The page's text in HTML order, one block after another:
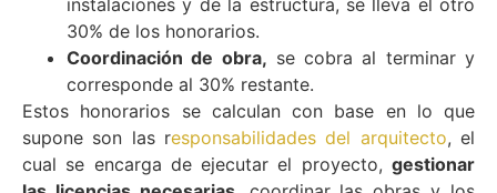
instalaciones y de la estructura, se lleva el otro
30% de los honorarios.
Coordinación de obra, se cobra al terminar y
corresponde al 30% restante.
Estos honorarios se calculan con base en lo que
supone son las responsabilidades del arquitecto, el
cual se encarga de ejecutar el proyecto, gestionar